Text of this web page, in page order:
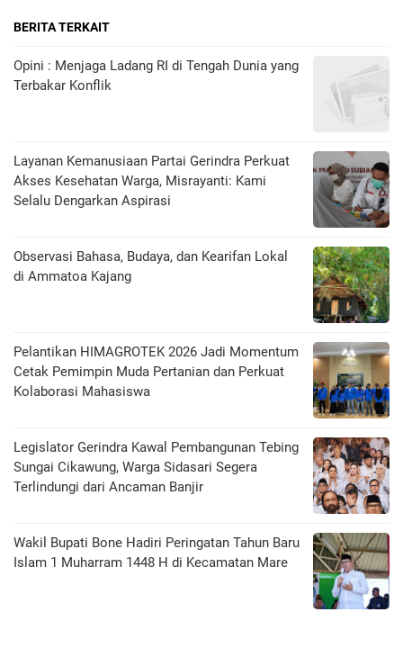
BERITA TERKAIT
Opini : Menjaga Ladang RI di Tengah Dunia yang
Terbakar Konflik
Layanan Kemanusiaan Partai Gerindra Perkuat
Akses Kesehatan Warga, Misrayanti: Kami
Selalu Dengarkan Aspirasi
Observasi Bahasa, Budaya, dan Kearifan Lokal
di Ammatoa Kajang
Pelantikan HIMAGROTEK 2026 Jadi Momentum
Cetak Pemimpin Muda Pertanian dan Perkuat
Kolaborasi Mahasiswa
Legislator Gerindra Kawal Pembangunan Tebing
Sungai Cikawung, Warga Sidasari Segera
Terlindungi dari Ancaman Banjir
Wakil Bupati Bone Hadiri Peringatan Tahun Baru
Islam 1 Muharram 1448 H di Kecamatan Mare